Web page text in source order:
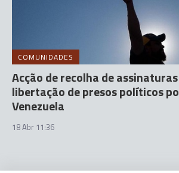
COMUNIDADES
Acção de recolha de
libertação de presos políticos
Venezuela
18 Abr 11:36